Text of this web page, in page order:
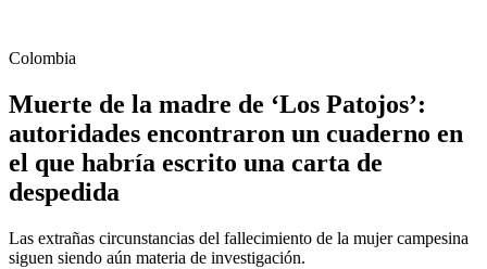
Colombia
Muerte de la madre de ‘Los Patojos’:
autoridades encontraron un cuaderno en
el que habría escrito una carta de
despedida
Las extrañas circunstancias del fallecimiento de la mujer campesina
siguen siendo aún materia de investigación.